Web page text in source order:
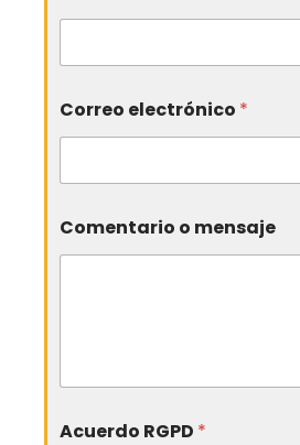
Correo electrónico *
Comentario o mensaje
Acuerdo RGPD *